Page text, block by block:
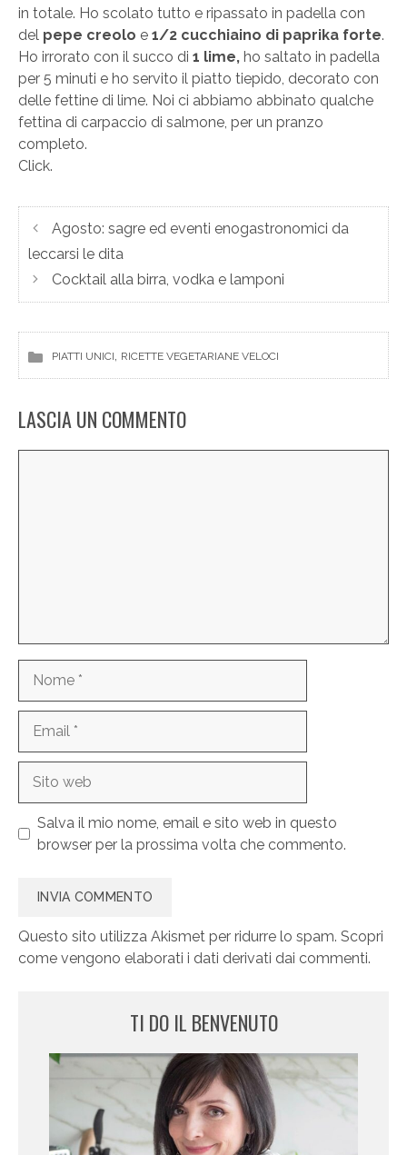
in totale. Ho scolato tutto e ripassato in padella con
del pepe creolo e 1/2 cucchiaino di paprika forte.
Ho irrorato con il succo di 1 lime, ho saltato in padella
per 5 minuti e ho servito il piatto tiepido, decorato con
delle fettine di lime. Noi ci abbiamo abbinato qualche
fettina di carpaccio di salmone, per un pranzo
completo.
Click.
Agosto: sagre ed eventi enogastronomici da
leccarsi le dita
Cocktail alla birra, vodka e lamponi
PIATTI UNICI RICETTE VEGETARIANE VELOCI
LASCIA UN COMMENTO
web
Salva il mio nome, email e sito web in questo
browser per la prossima volta che commento.
Questo sito utilizza Akismet per ridurre lo spam. Scopri
come vengono elaborati i dati derivati dai commenti.
TI DO IL BENVENUTO